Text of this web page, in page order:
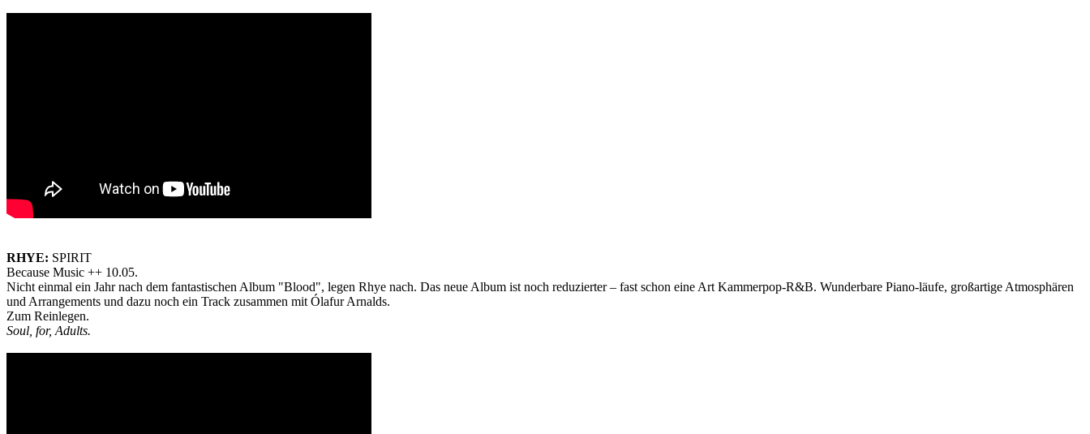
RHYE: SPIRIT
Because Music ++ 10.05.
Nicht einmal ein Jahr nach dem fantastischen Album "Blood", legen Rhye nach. Das neue Album ist noch reduzierter – fast schon eine Art Kammerpop-R&B. Wunderbare Piano-läufe, großartige Atmosphären
und Arrangements und dazu noch ein Track zusammen mit Ólafur Arnalds.
Zum Reinlegen.
Soul, for, Adults.